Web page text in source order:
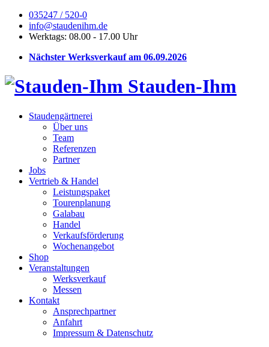
035247 / 520-0
info@staudenihm.de
Werktags: 08.00 - 17.00 Uhr
Nächster Werksverkauf am 06.09.2026
Stauden-Ihm
Staudengärtnerei
Über uns
Team
Referenzen
Partner
Jobs
Vertrieb & Handel
Leistungspaket
Tourenplanung
Galabau
Handel
Verkaufsförderung
Wochenangebot
Shop
Veranstaltungen
Werksverkauf
Messen
Kontakt
Ansprechpartner
Anfahrt
Impressum & Datenschutz